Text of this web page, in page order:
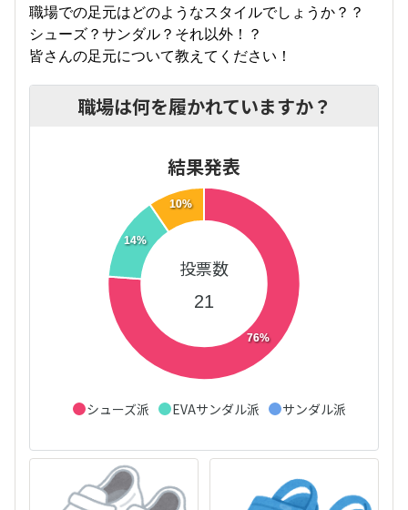
職場での足元はどのようなスタイルでしょうか？？
シューズ？サンダル？それ以外！？
皆さんの足元について教えてください！
職場は何を履かれていますか？
結果発表
76%
14%
10%
投票数
21
シューズ派 EVAサンダル派 サンダル派